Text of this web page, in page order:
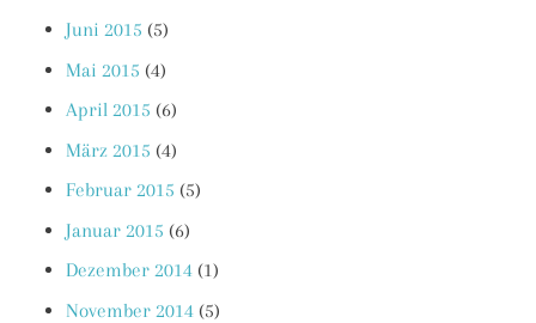
Juni 2015 (5)
Mai 2015 (4)
April 2015 (6)
März 2015 (4)
Februar 2015 (5)
Januar 2015 (6)
Dezember 2014 (1)
November 2014 (5)